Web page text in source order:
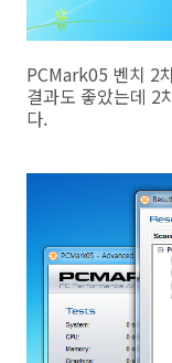
PCMark05 벤치 2
결과도 좋았는데 2
다.